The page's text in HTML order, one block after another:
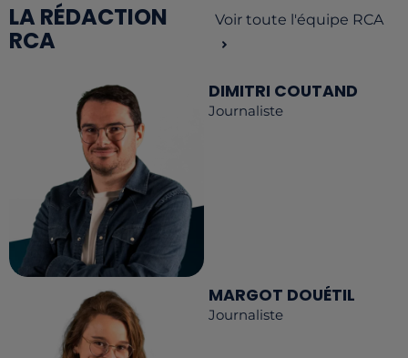
LA RÉDACTION
RCA
Voir toute l'équipe RCA
DIMITRI COUTAND
Journaliste
MARGOT DOUÉTIL
Journaliste